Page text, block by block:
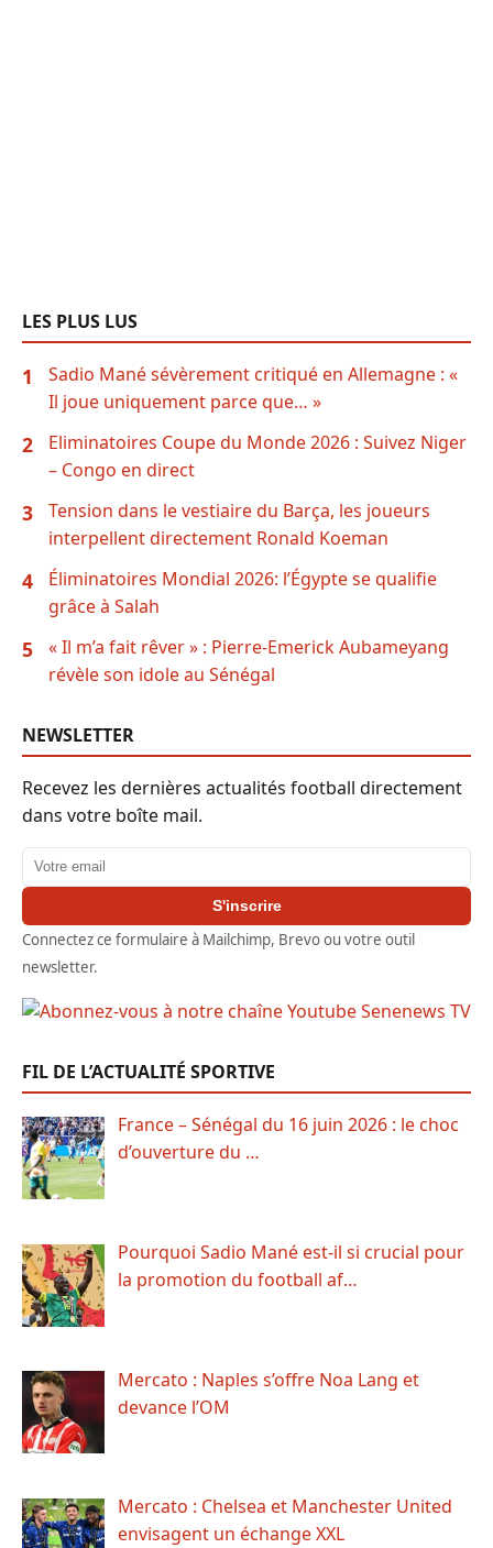
LES PLUS LUS
1
Sadio Mané sévèrement critiqué en Allemagne : «
Il joue uniquement parce que… »
2
Eliminatoires Coupe du Monde 2026 : Suivez Niger
– Congo en direct
3
Tension dans le vestiaire du Barça, les joueurs
interpellent directement Ronald Koeman
4
Éliminatoires Mondial 2026: l’Égypte se qualifie
grâce à Salah
5
« Il m’a fait rêver » : Pierre-Emerick Aubameyang
révèle son idole au Sénégal
NEWSLETTER
Recevez les dernières actualités football directement
dans votre boîte mail.
Adresse email
S'inscrire
Connectez ce formulaire à Mailchimp, Brevo ou votre outil
newsletter.
FIL DE L’ACTUALITÉ SPORTIVE
France – Sénégal du 16 juin 2026 : le choc
d’ouverture du …
Pourquoi Sadio Mané est-il si crucial pour
la promotion du football af…
Mercato : Naples s’offre Noa Lang et
devance l’OM
Mercato : Chelsea et Manchester United
envisagent un échange XXL